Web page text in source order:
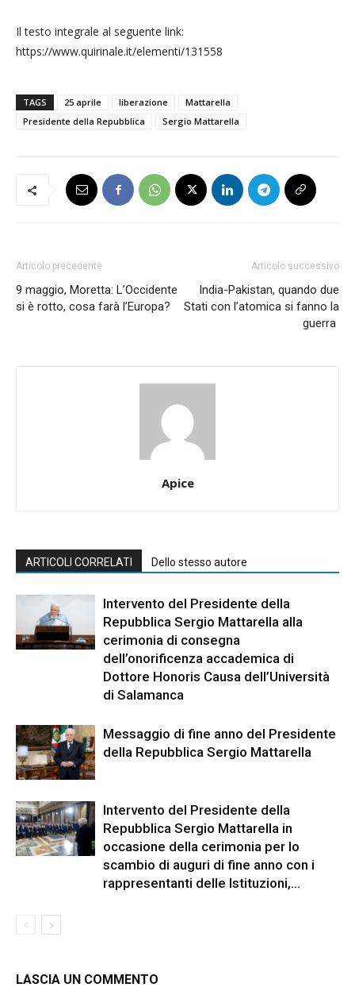
Il testo integrale al seguente link:
https://www.quirinale.it/elementi/131558
TAGS 25 aprile liberazione
Mattarella
Presidente della Repubblica
Sergio Mattarella
Articolo precedente
9 maggio, Moretta: L’Occidente
si è rotto, cosa farà l’Europa?
Articolo successivo
India-Pakistan, quando due
Stati con l’atomica si fanno la
guerra
Apice
ARTICOLI CORRELATI Dello stesso autore
Intervento del Presidente della
Repubblica Sergio Mattarella alla
cerimonia di consegna
dell’onorificenza accademica di
Dottore Honoris Causa dell’Università
di Salamanca
Messaggio di fine anno del Presidente
della Repubblica Sergio Mattarella
Intervento del Presidente della
Repubblica Sergio Mattarella in
occasione della cerimonia per lo
scambio di auguri di fine anno con i
rappresentanti delle Istituzioni,...
LASCIA UN COMMENTO